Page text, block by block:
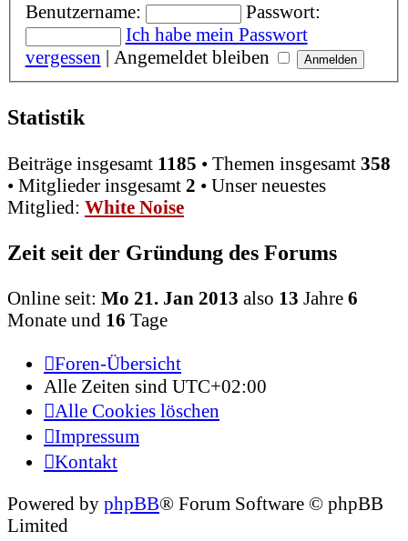
Benutzername:
Passwort:
Ich habe mein Passwort
vergessen | Angemeldet bleiben
Statistik
Beiträge insgesamt 1185 • Themen insgesamt 358
• Mitglieder insgesamt 2 • Unser neuestes
Mitglied: White Noise
Zeit seit der Gründung des Forums
Online seit: Mo 21. Jan 2013 also 13 Jahre 6
Monate und 16 Tage
Foren-Übersicht
Alle Zeiten sind UTC+02:00
Alle Cookies löschen
Impressum
Kontakt
Powered by phpBB® Forum Software © phpBB
Limited